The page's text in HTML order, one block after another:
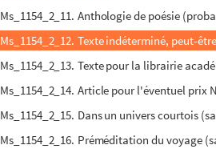
Ms_1154_2_11. Anthologie de poésie
Ms_1154_2_12. Texte indéterminé, peut-
Ms_1154_2_13. Texte pour la librairie
Ms_1154_2_14. Article pour l'éventuel prix
Ms_1154_2_15. Dans un univers courtois
Ms_1154_2_16. Préméditation du voyage